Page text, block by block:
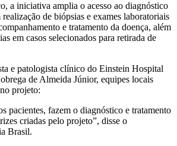
a iniciativa amplia o acesso ao diagnóstico
realização de biópsias e exames laboratoriais
e tratamento da doença, além
em casos selecionados para retirada de
e patologista clínico do Einstein Hospital
de Almeida Júnior, equipes locais
projeto:
pacientes, fazem o diagnóstico e tratamento
criadas pelo projeto”, disse o
Brasil.